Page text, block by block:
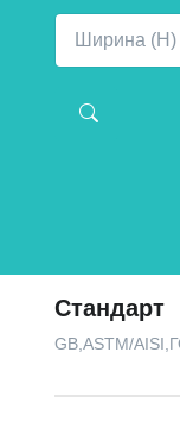
Стандарт
GB,ASTM/